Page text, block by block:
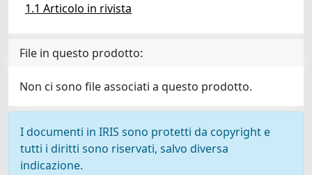
1.1 Articolo in rivista
File in questo prodotto:
Non ci sono file associati a questo prodotto.
I documenti in IRIS sono protetti da copyright e
tutti i diritti sono riservati, salvo diversa
indicazione.